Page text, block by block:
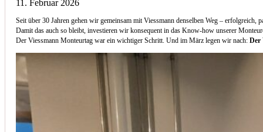
11. Februar 2026
Seit über 30 Jahren gehen wir gemeinsam mit Viessmann denselben Weg – erfolgreich,
Damit das auch so bleibt, investieren wir konsequent in das Know-how unserer
Der Viessmann Monteurtag war ein wichtiger Schritt. Und im März legen wir nach:Der